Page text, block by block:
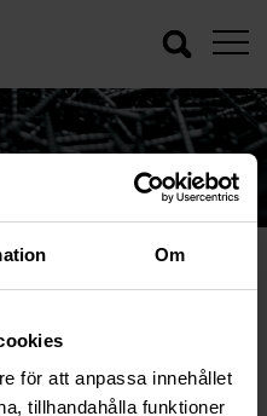
Om
för att anpassa innehållet
tillhandahålla funktioner
/ METALLEXPANDER